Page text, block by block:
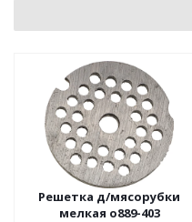
Решетка д/мясорубки
мелкая о889-403